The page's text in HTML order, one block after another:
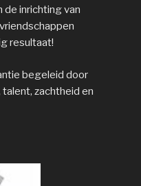
inrichting van
resultaat!
begeleid door
talent, zachtheid en